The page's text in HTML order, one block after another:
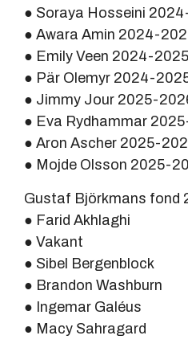
● Soraya Hosseini
● Awara Amin 2024-
● Emily Veen 2024-
● Pär Olemyr 2024-
● Jimmy Jour 2025-
● Eva Rydhammar
● Aron Ascher 2025-
● Mojde Olsson 2025-
Gustaf Björkmans fond
● Farid Akhlaghi
● Vakant
● Sibel Bergenblock
● Brandon Washburn
● Ingemar Galéus
● Macy Sahragard